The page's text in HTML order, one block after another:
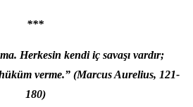
***
Herkesin kendi iç savaşı vardır;
verme.” (Marcus Aurelius, 121-
180)